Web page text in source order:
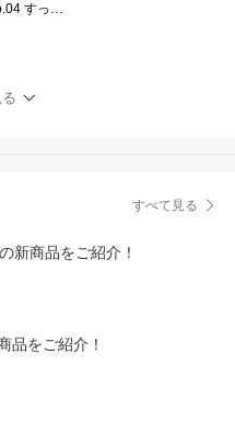
すっぴ
すべて見る
新商品をご紹介！
品をご紹介！